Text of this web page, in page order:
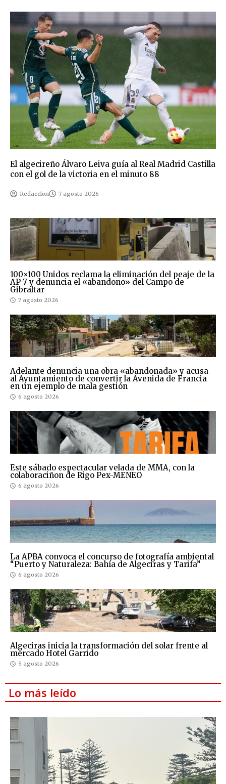
El algecireño Álvaro Leiva guía al Real Madrid Castilla
con el gol de la victoria en el minuto 88
Redaccion 7 agosto 2026
100×100 Unidos reclama la eliminación del peaje de la
AP-7 y denuncia el «abandono» del Campo de
Gibraltar
7 agosto 2026
Adelante denuncia una obra «abandonada» y acusa
al Ayuntamiento de convertir la Avenida de Francia
en un ejemplo de mala gestión
6 agosto 2026
Este sábado espectacular velada de MMA, con la
colaboraciñon de Rigo Pex-MENEO
6 agosto 2026
La APBA convoca el concurso de fotografía ambiental
“Puerto y Naturaleza: Bahía de Algeciras y Tarifa”
6 agosto 2026
Algeciras inicia la transformación del solar frente al
mercado Hotel Garrido
5 agosto 2026
Lo más leído